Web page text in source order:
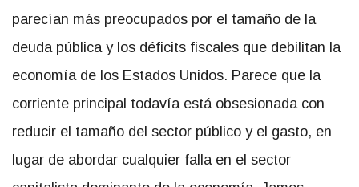
parecían más preocupados por el tamaño de la
deuda pública y los déficits fiscales que debilitan la
economía de los Estados Unidos. Parece que la
corriente principal todavía está obsesionada con
reducir el tamaño del sector público y el gasto, en
lugar de abordar cualquier falla en el sector